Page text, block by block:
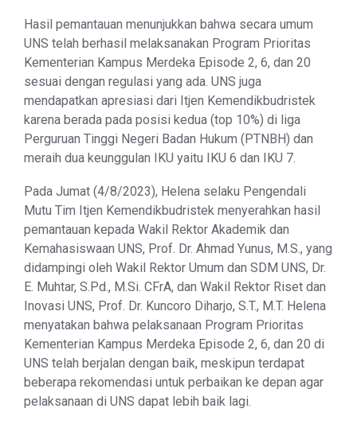
Hasil pemantauan menunjukkan bahwa secara umum
UNS telah berhasil melaksanakan Program Prioritas
Kementerian Kampus Merdeka Episode 2, 6, dan 20
sesuai dengan regulasi yang ada. UNS juga
mendapatkan apresiasi dari Itjen Kemendikbudristek
karena berada pada posisi kedua (top 10%) di liga
Perguruan Tinggi Negeri Badan Hukum (PTNBH) dan
meraih dua keunggulan IKU yaitu IKU 6 dan IKU 7.
Pada Jumat (4/8/2023), Helena selaku Pengendali
Mutu Tim Itjen Kemendikbudristek menyerahkan hasil
pemantauan kepada Wakil Rektor Akademik dan
Kemahasiswaan UNS, Prof. Dr. Ahmad Yunus, M.S., yang
didampingi oleh Wakil Rektor Umum dan SDM UNS, Dr.
E. Muhtar, S.Pd., M.Si. CFrA, dan Wakil Rektor Riset dan
Inovasi UNS, Prof. Dr. Kuncoro Diharjo, S.T., M.T. Helena
menyatakan bahwa pelaksanaan Program Prioritas
Kementerian Kampus Merdeka Episode 2, 6, dan 20 di
UNS telah berjalan dengan baik, meskipun terdapat
beberapa rekomendasi untuk perbaikan ke depan agar
pelaksanaan di UNS dapat lebih baik lagi.